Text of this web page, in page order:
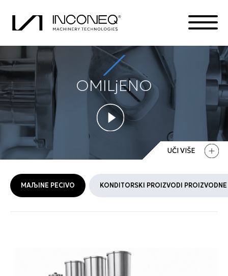
OMILjENO
UČI VIŠE
MAЉINE PECIVO KONDITORSKI PROIZVODI
PROIZVODA
O KOMPANIJI
INTEGRISANA REŠENJA
SVE STVARI INCONEK